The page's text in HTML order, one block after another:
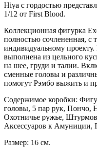
Hiya с гордостью
1/12 от First Blood.
Коллекционная фигурка
полностью сочлененная, с
индивидуальному проекту.
выполнена из цельного
на шее, груди и талии.
сменные головы и
помогут Рэмбо выжить и
Содержимое коробки:
головы, 5 пар рук, Пончо,
Охотничье ружье,
Аксессуаров к Амуниции,
Размер: 16 см.